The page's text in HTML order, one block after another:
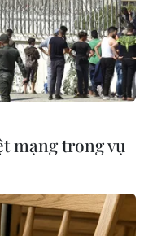
sẽ cảm nhận được
mát. (Ảnh: Minh
mạng trong vụ